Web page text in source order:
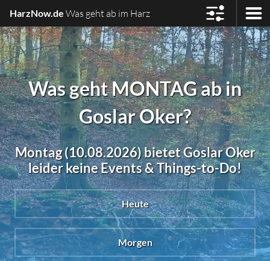
HarzNow.de Was geht ab im Harz
Was geht MONTAG ab in
Goslar Oker?
Montag (10.08.2026) bietet Goslar Oker
leider keine Events & Things-to-Do!
Heute
Morgen